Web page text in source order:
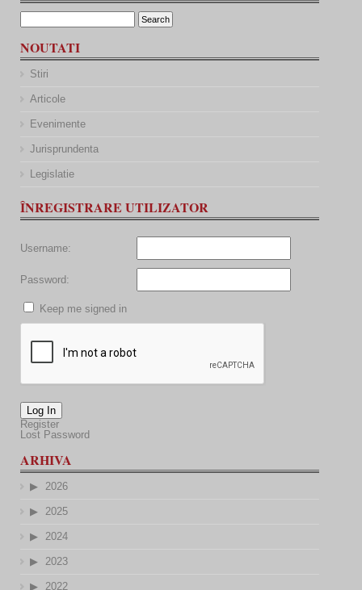
NOUTATI
Stiri
Articole
Evenimente
Jurisprundenta
Legislatie
ÎNREGISTRARE UTILIZATOR
Username:
Password:
Keep me signed in
Log In
Register
Lost Password
ARHIVA
2026
2025
2024
2023
2022